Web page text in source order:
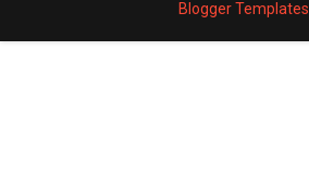
Blogger Templates